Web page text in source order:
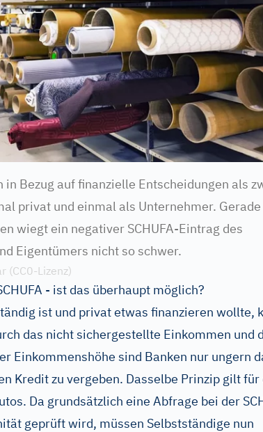
Bezug auf finanzielle Entscheidungen als
privat und einmal als Unternehmer. Gerade
wiegt ein negativer SCHUFA-Eintrag des
Eigentümers nicht so schwer.
(CC0-Lizenz)
- ist das überhaupt möglich?
ist und privat etwas finanzieren wollte,
das nicht sichergestellte Einkommen und
Einkommenshöhe sind Banken nur ungern
Kredit zu vergeben. Dasselbe Prinzip gilt für
Da grundsätzlich eine Abfrage bei der
geprüft wird, müssen Selbstständige nun